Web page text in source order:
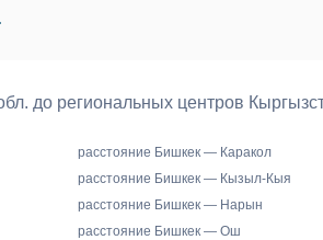
до региональных центров
расстояние Бишкек — Каракол
расстояние Бишкек — Кызыл-Кыя
расстояние Бишкек — Нарын
расстояние Бишкек — Ош